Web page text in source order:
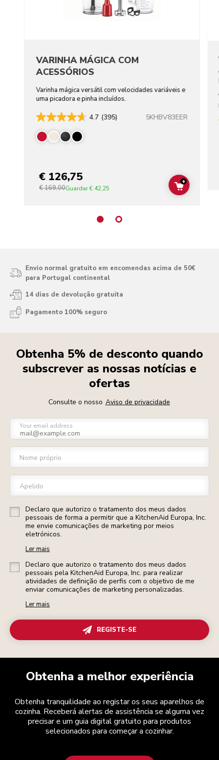
VARINHA MÁGICA COM
ACESSÓRIOS
Varinha mágica versátil com velocidades variáveis e
uma picadora e pinha incluídos.
4.7 (395) 5KHBV83EER
€ 126,75
€ 169,00Guardar€ 42,25 ADD TO
+
Envio normal gratuito em encomendas acima de 50€
para Portugal continental
14 dias de devolução gratuita
Pagamento 100% seguro
Obtenha 5% de desconto quando
subscrever as nossas notícias e
ofertas
Consulte o nosso Aviso de privacidade
Your email address
Nome próprio
Apelido
Declaro que autorizo o tratamento dos meus dados
pessoais de forma a permitir que a KitchenAid Europa, Inc.
me envie comunicações de marketing por meios
eletrónicos.
Ler mais
Declaro que autorizo o tratamento dos meus dados
pessoais pela KitchenAid Europa, Inc. para realizar
atividades de definição de perfis com o objetivo de me
enviar comunicações de marketing personalizadas.
Ler mais
REGISTE-SE
Obtenha a melhor experiência
Obtenha tranquilidade ao registar os seus aparelhos de
cozinha. Receberá alertas de assistência se alguma vez
precisar e um guia digital gratuito para produtos
selecionados para começar a cozinhar.